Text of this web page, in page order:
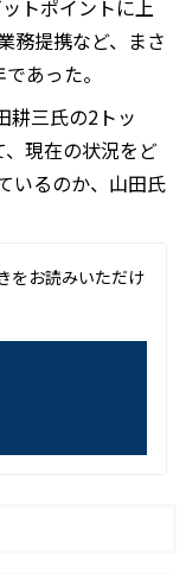
トポイントに上
務提携など、まさ
あった。
耕三氏の2トッ
現在の状況をど
いるのか、山田氏
をお読みいただけ